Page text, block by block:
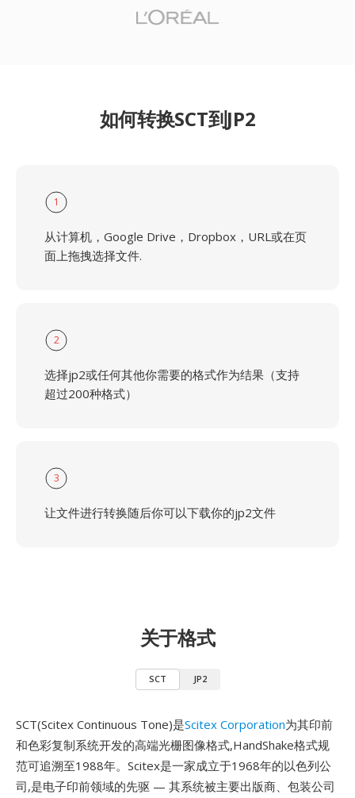
如何转换SCT到JP2
1
从计算机，Google Drive，Dropbox，URL或在页
面上拖拽选择文件.
2
选择jp2或任何其他你需要的格式作为结果（支持
超过200种格式）
3
让文件进行转换随后你可以下载你的jp2文件
关于格式
SCT JP2
SCT(Scitex Continuous Tone)是Scitex Corporation为其印前
和色彩复制系统开发的高端光栅图像格式,HandShake格式规
范可追溯至1988年。Scitex是一家成立于1968年的以色列公
司,是电子印前领域的先驱 — 其系统被主要出版商、包装公司